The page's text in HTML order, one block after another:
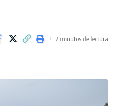
2 minutos de lectura